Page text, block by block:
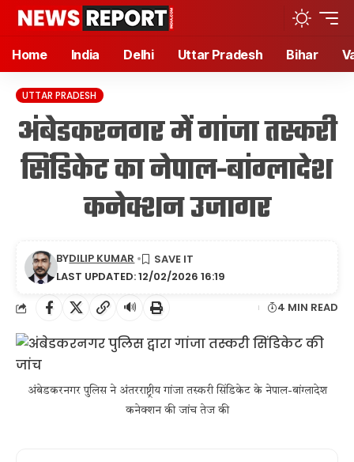
Home India Delhi Uttar Pradesh Bihar
UTTAR PRADESH
अंबेडकरनगर में गांजा तस्करी
सिंडिकेट का नेपाल-बांग्लादेश
कनेक्शन उजागर
LAST UPDATED: 12/02/2026 16:19
BYDILIP KUMAR
🔊 4 MIN READ
अंबेडकरनगर पुलिस ने अंतरराष्ट्रीय गांजा तस्करी सिंडिकेट के नेपाल-बांग्लादेश
कनेक्शन की जांच तेज की